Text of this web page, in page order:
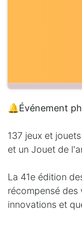
🔔Événement
137 jeux et
et un Jouet de
La 41e édition
récompensé des
innovations et